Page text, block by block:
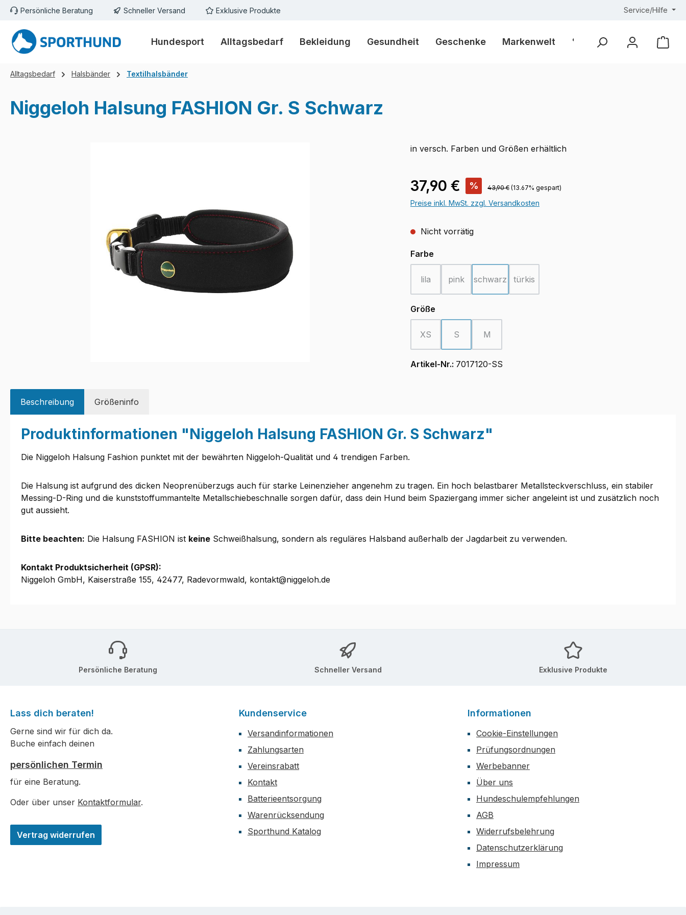
Hauptinhalt springen
Zur Suche springen
Zur Hauptnavigation springen
Persönliche Beratung Schneller Versand Exklusive Produkte Service/Hilfe
Hundesport Alltagsbedarf Bekleidung Gesundheit Geschenke Markenwelt % Outlet %
Alltagsbedarf Halsbänder Textilhalsbänder
Niggeloh Halsung FASHION Gr. S Schwarz
in versch. Farben und Größen erhältlich
Verkaufspreis:
37,90 € % Regulärer Preis:
43,90 € (13.67% gespart)
Preise inkl. MwSt. zzgl. Versandkosten
Nicht vorrätig
Farbe
lila
(Diese Option ist zurzeit nicht verfügbar.)
pink
(Diese Option ist zurzeit nicht verfügbar.)
schwarz
(Diese Option ist zurzeit nicht verfügbar.)
türkis
(Diese Option ist zurzeit nicht verfügbar.)
Größe
XS
(Diese Option ist zurzeit nicht verfügbar.)
S
(Diese Option ist zurzeit nicht verfügbar.)
M
(Diese Option ist zurzeit nicht verfügbar.)
Artikel-Nr.: 7017120-SS
Beschreibung Größeninfo
Produktinformationen "Niggeloh Halsung FASHION Gr. S Schwarz"
Die Niggeloh Halsung Fashion punktet mit der bewährten Niggeloh-Qualität und 4 trendigen Farben.
Die Halsung ist aufgrund des dicken Neoprenüberzugs auch für starke Leinenzieher angenehm zu tragen. Ein hoch belastbarer Metallsteckverschluss, ein stabiler
Messing-D-Ring und die kunststoffummantelte Metallschiebeschnalle sorgen dafür, dass dein Hund beim Spaziergang immer sicher angeleint ist und zusätzlich noch
gut aussieht.
Bitte beachten: Die Halsung FASHION ist keine Schweißhalsung, sondern als reguläres Halsband außerhalb der Jagdarbeit zu verwenden.
Kontakt Produktsicherheit (GPSR):
Niggeloh GmbH, Kaiserstraße 155, 42477, Radevormwald, kontakt@niggeloh.de
Persönliche Beratung Schneller Versand Exklusive Produkte
Lass dich beraten!
Gerne sind wir für dich da.
Buche einfach deinen
persönlichen Termin
für eine Beratung.
Oder über unser Kontaktformular.
Vertrag widerrufen
Kundenservice
Versandinformationen
Zahlungsarten
Vereinsrabatt
Kontakt
Batterieentsorgung
Warenrücksendung
Sporthund Katalog
Informationen
Cookie-Einstellungen
Prüfungsordnungen
Werbebanner
Über uns
Hundeschulempfehlungen
AGB
Widerrufsbelehrung
Datenschutzerklärung
Impressum